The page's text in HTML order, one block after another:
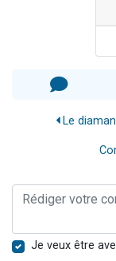
Le
Je veux être